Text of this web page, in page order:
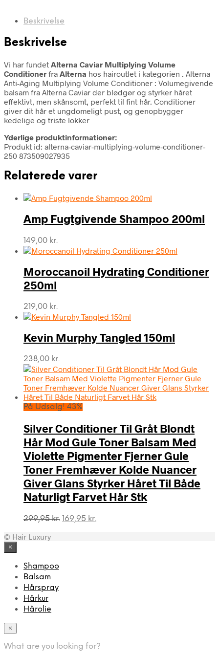
Beskrivelse
Beskrivelse
Vi har fundet Alterna Caviar Multiplying Volume
Conditioner fra Alterna hos hairoutlet i kategorien . Alterna
Anti-Aging Multiplying Volume Conditioner : Volumegivende
balsam fra Alterna Caviar der blødgør og styrker håret
effektivt, men skånsomt, perfekt til fint hår. Conditioner
giver dit hår et ungdomeligt pust, og genopbygger
kedelige og triste lokker
Yderlige produktinformationer:
Produkt id: alterna-caviar-multiplying-volume-conditioner-
250 873509027935
Relaterede varer
Amp Fugtgivende Shampoo 200ml
149,00 kr.
Moroccanoil Hydrating Conditioner
250ml
219,00 kr.
Kevin Murphy Tangled 150ml
238,00 kr.
På Udsalg! 43%
Silver Conditioner Til Gråt Blondt
Hår Mod Gule Toner Balsam Med
Violette Pigmenter Fjerner Gule
Toner Fremhæver Kolde Nuancer
Giver Glans Styrker Håret Til Både
Naturligt Farvet Hår Stk
299,95kr. Den
169,95 kr.
© Hair Luxury
×
Shampoo
Balsam
Hårspray
Hårkur
Hårolie
×
What are you looking for?